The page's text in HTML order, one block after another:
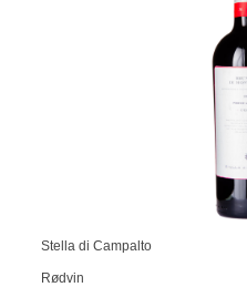
Stella di Campalto
Rødvin